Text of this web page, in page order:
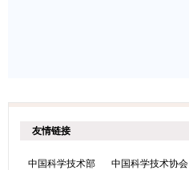
友情链接
中国科学技术部 中国科学技术协会